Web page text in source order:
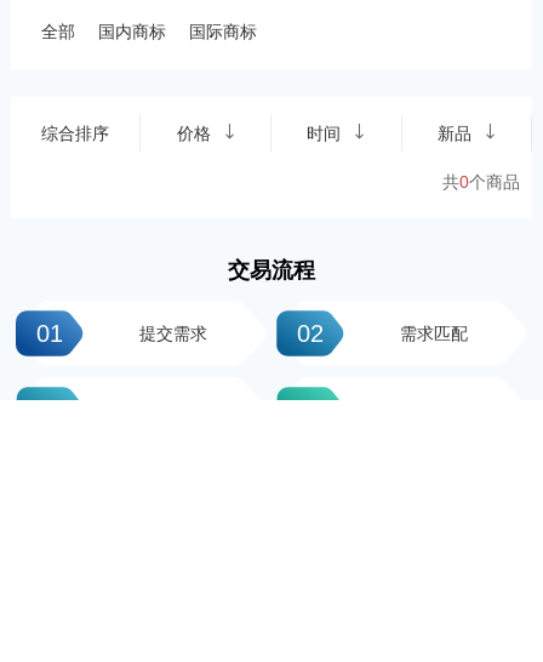
全部 国内商标 国际商标
综合排序 价格 时间 新品
共0个商品
交易流程
01 提交需求 02 需求匹配
03 04